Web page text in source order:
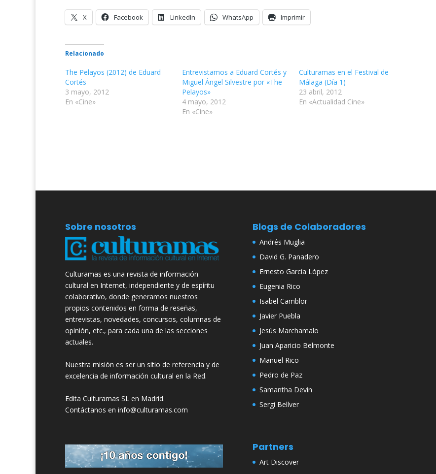
X Facebook LinkedIn WhatsApp Imprimir
Relacionado
The Pelayos (2012) de Eduard
Cortés
3 mayo, 2012
En «Cine»
Entrevistamos a Eduard Cortés y
Miguel Ángel Silvestre por «The
Pelayos»
4 mayo, 2012
En «Cine»
Culturamas en el Festival de
Málaga (Día 1)
23 abril, 2012
En «Actualidad Cine»
Sobre nosotros
Culturamas es una revista de información
cultural en Internet, independiente y de espíritu
colaborativo, donde generamos nuestros
propios contenidos en forma de reseñas,
entrevistas, novedades, concursos, columnas de
opinión, etc., para cada una de las secciones
actuales.
Nuestra misión es ser un sitio de referencia y de
excelencia de información cultural en la Red.
Edita Culturamas SL en Madrid.
Contáctanos en info@culturamas.com
Blogs de Colaboradores
Andrés Muglia
David G. Panadero
Ernesto García López
Eugenia Rico
Isabel Camblor
Javier Puebla
Jesús Marchamalo
Juan Aparicio Belmonte
Manuel Rico
Pedro de Paz
Samantha Devin
Sergi Bellver
Partners
Art Discover